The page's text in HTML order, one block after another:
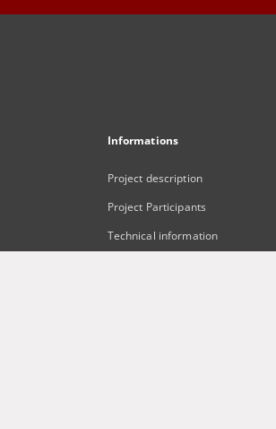
Informations
Project description
Project Participants
Technical information